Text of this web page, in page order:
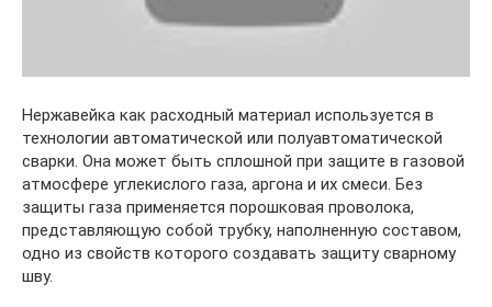
Нержавейка как расходный материал используется в
технологии автоматической или полуавтоматической
сварки. Она может быть сплошной при защите в газовой
атмосфере углекислого газа, аргона и их смеси. Без
защиты газа применяется порошковая проволока,
представляющую собой трубку, наполненную составом,
одно из свойств которого создавать защиту сварному
шву.